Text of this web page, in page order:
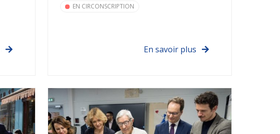
EN CIRCONSCRIPTION
En savoir plus